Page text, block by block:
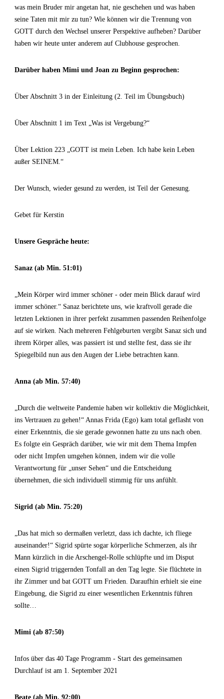
was mein Bruder mir angetan hat, nie geschehen und was haben
seine Taten mit mir zu tun? Wie können wir die Trennung von
GOTT durch den Wechsel unserer Perspektive aufheben? Darüber
haben wir heute unter anderem auf Clubhouse gesprochen.
Darüber haben Mimi und Joan zu Beginn gesprochen:
Über Abschnitt 3 in der Einleitung (2. Teil im Übungsbuch)
Über Abschnitt 1 im Text „Was ist Vergebung?“
Über Lektion 223 „GOTT ist mein Leben. Ich habe kein Leben
außer SEINEM.“
Der Wunsch, wieder gesund zu werden, ist Teil der Genesung.
Gebet für Kerstin
Unsere Gespräche heute:
Sanaz (ab Min. 51:01)
„Mein Körper wird immer schöner - oder mein Blick darauf wird
immer schöner.“ Sanaz berichtete uns, wie kraftvoll gerade die
letzten Lektionen in ihrer perfekt zusammen passenden Reihenfolge
auf sie wirken. Nach mehreren Fehlgeburten vergibt Sanaz sich und
ihrem Körper alles, was passiert ist und stellte fest, dass sie ihr
Spiegelbild nun aus den Augen der Liebe betrachten kann.
Anna (ab Min. 57:40)
„Durch die weltweite Pandemie haben wir kollektiv die Möglichkeit,
ins Vertrauen zu gehen!“ Annas Frida (Ego) kam total geflasht von
einer Erkenntnis, die sie gerade gewonnen hatte zu uns nach oben.
Es folgte ein Gespräch darüber, wie wir mit dem Thema Impfen
oder nicht Impfen umgehen können, indem wir die volle
Verantwortung für „unser Sehen“ und die Entscheidung
übernehmen, die sich individuell stimmig für uns anfühlt.
Sigrid (ab Min. 75:20)
„Das hat mich so dermaßen verletzt, dass ich dachte, ich fliege
auseinander!“ Sigrid spürte sogar körperliche Schmerzen, als ihr
Mann kürzlich in die Arschengel-Rolle schlüpfte und im Disput
einen Sigrid triggernden Tonfall an den Tag legte. Sie flüchtete in
ihr Zimmer und bat GOTT um Frieden. Daraufhin erhielt sie eine
Eingebung, die Sigrid zu einer wesentlichen Erkenntnis führen
sollte…
Mimi (ab 87:50)
Infos über das 40 Tage Programm - Start des gemeinsamen
Durchlauf ist am 1. September 2021
Beate (ab Min. 92:00)